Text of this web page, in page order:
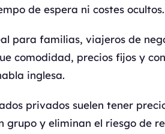
de espera ni costes ocultos.
para familias, viajeros de
comodidad, precios fijos y
inglesa.
privados suelen tener
grupo y eliminan el riesgo de